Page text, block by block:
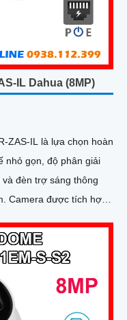
IL Dahua (8MP)
ZAS-IL là lựa chọn hoàn
nhỏ gọn, độ phân giải
đèn trợ sáng thông
chính xác trong cảnh